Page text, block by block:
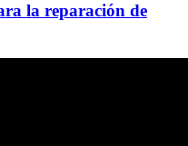
la reparación de